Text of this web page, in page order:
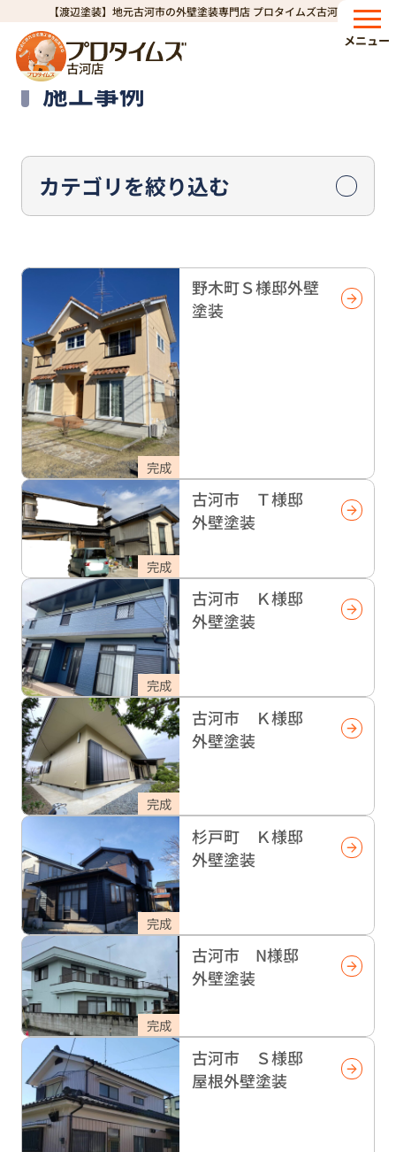
【渡辺塗装】地元古河市の外壁塗装専門店 プロタイムズ古河店
古河店
メニュー
HOME>施工事例>ページ 28
施工事例
Works
カテゴリを絞り込む
完成
野木町Ｓ様邸外壁
塗装
完成
古河市 Ｔ様邸
外壁塗装
完成
古河市 Ｋ様邸
外壁塗装
完成
古河市 Ｋ様邸
外壁塗装
完成
杉戸町 Ｋ様邸
外壁塗装
完成
古河市 N様邸
外壁塗装
古河市 Ｓ様邸
屋根外壁塗装